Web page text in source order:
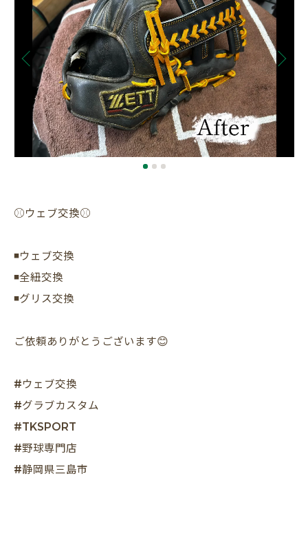
⚾️ウェブ交換⚾️
◾️ウェブ交換
◾️全紐交換
◾️グリス交換
ご依頼ありがとうございます😊
#ウェブ交換
#グラブカスタム
#TKSPORT
#野球専門店
#静岡県三島市